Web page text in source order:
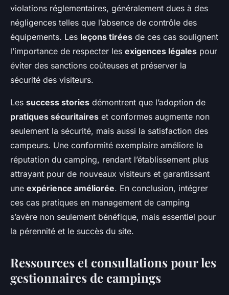
violations réglementaires, généralement dues à des
négligences telles que l’absence de contrôle des
équipements. Les leçons tirées de ces cas soulignent
l’importance de respecter les exigences légales pour
éviter des sanctions coûteuses et préserver la
sécurité des visiteurs.
Les success stories démontrent que l’adoption de
pratiques sécuritaires et conformes augmente non
seulement la sécurité, mais aussi la satisfaction des
campeurs. Une conformité exemplaire améliore la
réputation du camping, rendant l’établissement plus
attrayant pour de nouveaux visiteurs et garantissant
une expérience améliorée. En conclusion, intégrer
ces cas pratiques en management de camping
s’avère non seulement bénéfique, mais essentiel pour
la pérennité et le succès du site.
Ressources et consultations pour les
gestionnaires de campings